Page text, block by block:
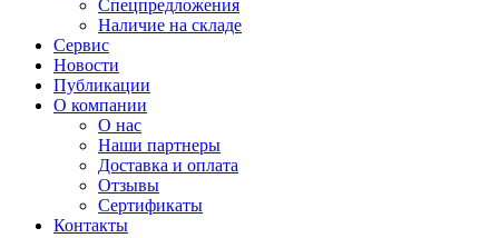
Спецпредложения
Наличие на складе
Сервис
Новости
Публикации
О компании
О нас
Наши партнеры
Доставка и оплата
Отзывы
Сертификаты
Контакты